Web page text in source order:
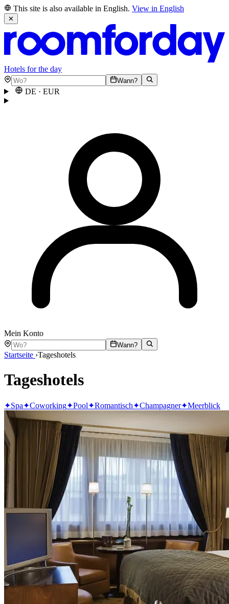
This site is also available in English. View in English
✕
Hotels for the day
Wann?
DE · EUR
Mein Konto
Wann?
Startseite ›Tageshotels
Tageshotels
✦Spa✦Coworking✦Pool✦Romantisch✦Champagner✦Meerblick